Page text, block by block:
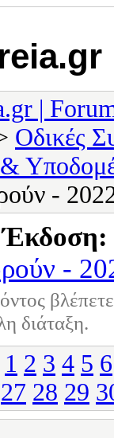
|
Οδικές
-
-
διάταξη.
1 2 3 4 5 6
27 28 29